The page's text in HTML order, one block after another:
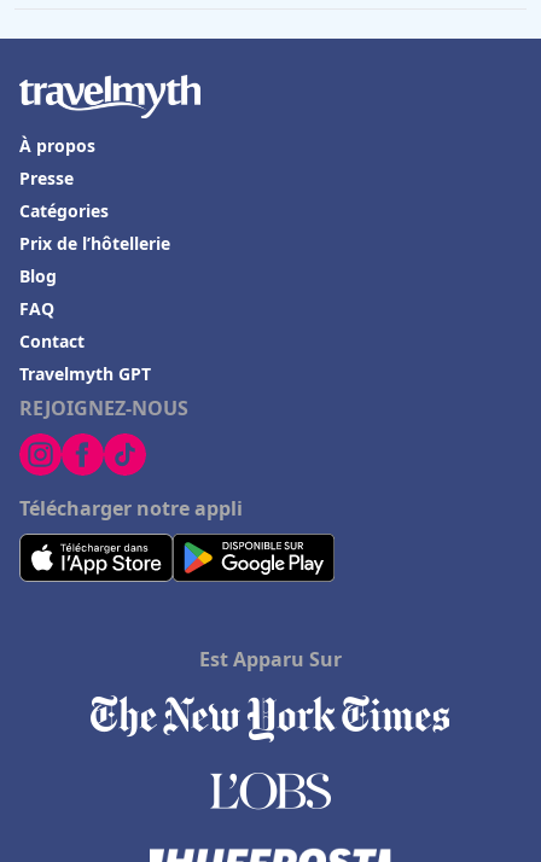
REJOIGNEZ-NOUS
Télécharger notre appli
À propos
Presse
Catégories
Prix de l’hôtellerie
Blog
FAQ
Contact
Travelmyth GPT
Est Apparu Sur